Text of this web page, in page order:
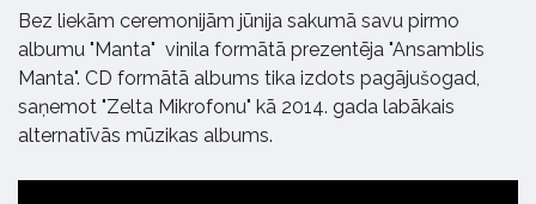
Bez liekām ceremonijām jūnija sakumā savu pirmo
albumu "Manta" vinila formātā prezentēja "Ansamblis
Manta". CD formātā albums tika izdots pagājušogad,
saņemot "Zelta Mikrofonu" kā 2014. gada labākais
alternatīvās mūzikas albums.